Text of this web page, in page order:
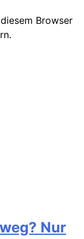
Browser
Nur